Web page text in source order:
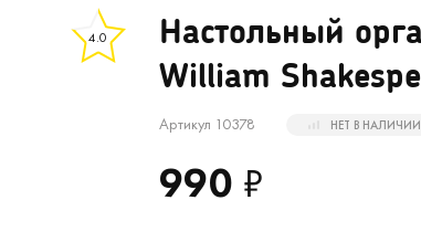
4.0
Настольный
William
Артикул 10378 НЕТ В НАЛИЧИИ
990 ₽